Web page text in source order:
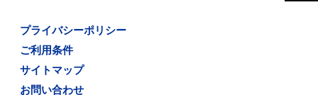
プライバシーポリシー
ご利用条件
サイトマップ
お問い合わせ